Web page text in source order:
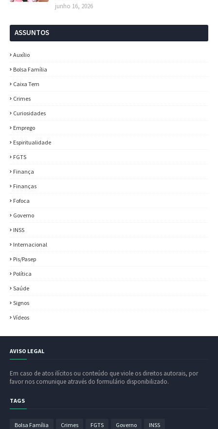
junho 16, 2026
ASSUNTOS
Auxílio
Bolsa Família
Caixa Tem
Crimes
Curiosidades
Emprego
Espiritualidade
FGTS
Finança
Finanças
Fofoca
Governo
INSS
Internacional
Pis/Pasep
Política
Saúde
Signos
Vídeos
AVISO LEGAL
Em caso de atos ilícitos ou conteúdo que viole os direitos autorais, por
favor nos comunique através do formulário disponibilizado.
TAGS
Bolsa Família Crimes FGTS Governo INSS